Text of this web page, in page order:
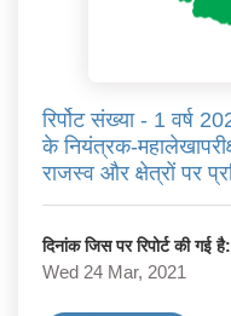
रिर्पोट संख्या - 1 वर्ष
के नियंत्रक-
राजस्व और क्षेत्रों पर
दिनांक जिस पर रिपोर्ट की गई है:
Wed 24 Mar, 2021